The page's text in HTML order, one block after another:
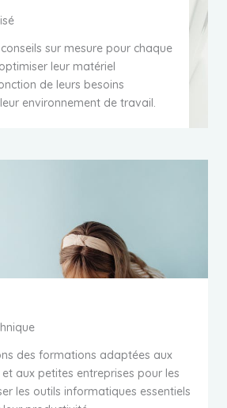
sur mesure pour chaque
leur matériel
de leurs besoins
environnement de travail.
des formations adaptées aux
aux petites entreprises pour les
les outils informatiques essentiels